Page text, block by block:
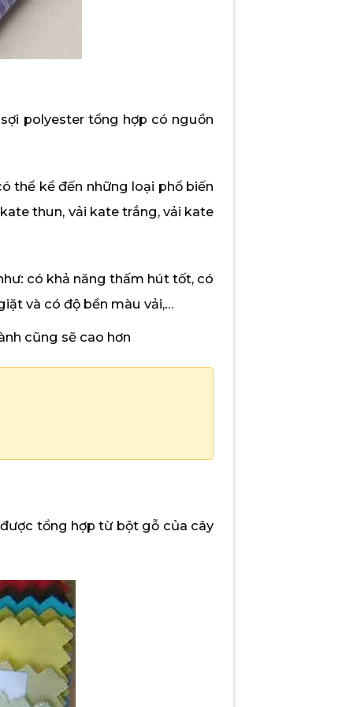
polyester tổng hợp có nguồn
thể kể đến những loại phổ biến
thun, vải kate trắng, vải kate
có khả năng thấm hút tốt, có
và có độ bền màu vải,…
cũng sẽ cao hơn
tổng hợp từ bột gỗ của cây